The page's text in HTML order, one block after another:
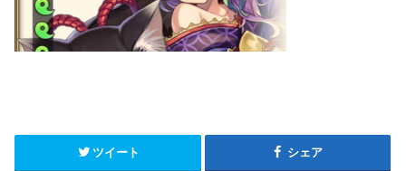
ツイート シェア